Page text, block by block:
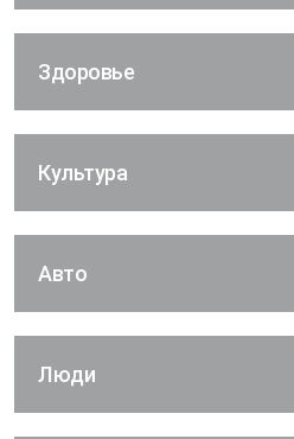
Здоровье
Культура
Авто
Люди